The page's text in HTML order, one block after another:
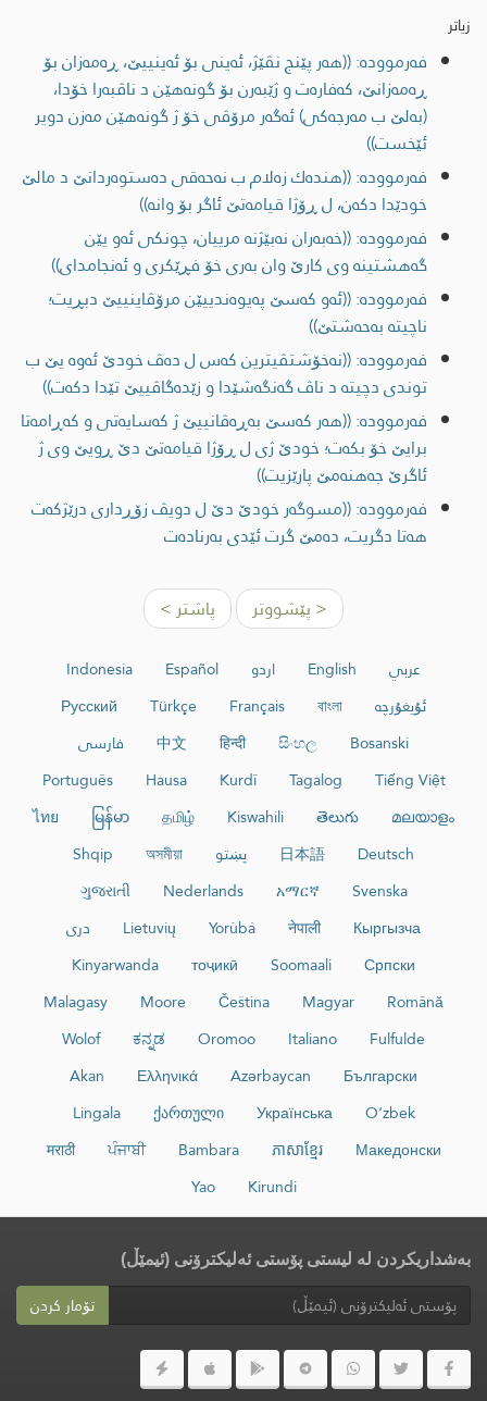
زیاتر
فەرموودە: ((هه‌ر پێنج نڤێژ، ئه‌ینی بۆ ئه‌ینییێ، ڕه‌مه‌زان بۆ
ڕه‌مه‌زانێ، كه‌فاره‌ت و ژێبه‌رن بۆ گونه‌هێن د ناڤبه‌را خۆدا،
(به‌لێ ب مه‌رجه‌كی) ئه‌گه‌ر مرۆڤی خۆ ژ گونه‌هێن مه‌زن دویر
ئێخست))
فەرموودە: ((هنده‌ك زه‌لام ب نه‌حه‌قی ده‌ستوه‌ردانێ د مالێ
خودێدا دكه‌ن، ل ڕۆژا قیامه‌تێ ئاگر بۆ وانه‌))
فەرموودە: ((خه‌به‌ران نه‌بێژنه‌ مرییان، چونكی ئه‌و یێن
گه‌هشتینه‌ وی كارێ وان به‌ری خۆ فڕێكری و ئه‌نجامدای))
فەرموودە: ((ئه‌و كه‌سێ په‌یوه‌ندییێن مرۆڤاینییێ دبڕیت؛
ناچیته‌ به‌حه‌شتێ))
فەرموودە: ((نه‌خۆشتڤیترین كه‌س ل ده‌ڤ خودێ ئه‌وه‌ یێ ب
توندی دچیته‌ د ناڤ گه‌نگه‌شێدا و زێده‌گاڤییێ تێدا دكه‌ت))
فەرموودە: ((هه‌ر كه‌سێ به‌ڕه‌ڤانییێ ژ كه‌سایه‌تی و كه‌ڕامه‌تا
برایێ خۆ بكه‌ت؛ خودێ ژی ل ڕۆژا قیامه‌تێ دێ ڕویێ وی ژ
ئاگرێ جه‌هنه‌مێ پارێزیت))
فەرموودە: ((مسوگه‌ر خودێ دێ ل دویڤ زۆڕداری درێژكه‌ت
هه‌تا دگریت، ده‌مێ گرت ئێدی به‌رناده‌ت
< پێشووتر پاشتر >
عربي English اردو Español
Indonesia
ئۇيغۇرچە
বাংলা
Français
Türkçe
Русский
Bosanski
සිංහල
हिन्दी
中文
فارسی
Tiếng Việt
Tagalog
Kurdî
Hausa
Português
മലയാളം
తెలుగు
Kiswahili
தமிழ்
မြန်မာ
ไทย
Deutsch
日本語 پښتو অসমীয়া
Shqip
Svenska
አማርኛ
Nederlands
ગુજરાતી
Кыргызча
नेपाली
Yorùbá
Lietuvių
دری
Српски
Soomaali
тоҷикӣ
Kinyarwanda
Română
Magyar
Čeština
Moore
Malagasy
Fulfulde
Italiano
Oromoo
ಕನ್ನಡ
Wolof
Български
Azərbaycan
Ελληνικά
Akan
O‘zbek
Українська
ქართული
Lingala
Македонски
ភាសាខ្មែរ
Bambara
ਪੰਜਾਬੀ
मराठी
Kirundi
Yao
بەشداریکردن لە لیستی پۆستی ئەلیکترۆنی (ئیمێڵ)
تۆمار کردن